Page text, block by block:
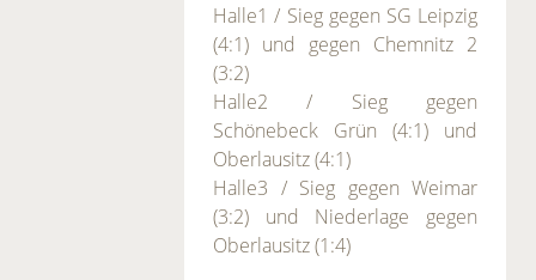
Halle1 / Sieg gegen SG Leipzig
(4:1) und gegen Chemnitz 2
(3:2)
Halle2 / Sieg gegen
Schönebeck Grün (4:1) und
Oberlausitz (4:1)
Halle3 / Sieg gegen Weimar
(3:2) und Niederlage gegen
Oberlausitz (1:4)